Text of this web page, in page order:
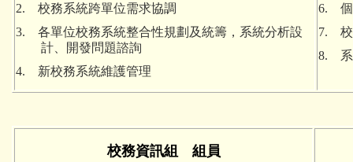
2. 校務系統跨單位需求協調
3. 各單位校務系統整合性規劃及統籌，系統分析設
計、開發問題諮詢
4. 新校務系統維護管理
6. 個
7. 校
8. 系
校務資訊組 組員